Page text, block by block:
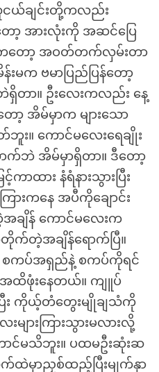
ယ်ချင်းတို့ကလည်း
ာ့ အားလုံးကို အဆင်ပြေ
းကတော့ အဝတ်တက်လှမ်းတာ
မက ဗမာပြည်ပြန်တော့
တာ။ ဦးလေးကလည်း နေ့
ာ့ အိမ်မှာက များသော
း။ ကောင်မလေးရေချိုး
ဘဲ အိမ်မှာရှိတာ။ ဒီတော့
ာထား နံရံနားသွားပြီး
ားကနေ အပီကိုချောင်း
အချိန် ကောင်မလေးက
တိုက်တဲ့အချိန်ရောက်ပြီ။
စကပ်အရှည်နဲ့ စကပ်ကိုရင်
ထိဖုံးနေတယ်။ ကျူပ်
ြီး ကိုယ့်တံတွေးမျိုချသံကို
းများကြားသွားမလားလို့
င်မသိဘူး။ ပထမဦးဆုံးဆ
က်ထဲမှာညှစ်ထည့်ပြီးမျက်နှာ